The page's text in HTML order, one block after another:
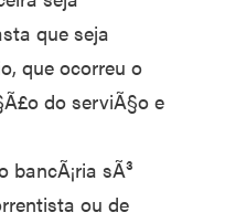
que seja
que ocorreu o
do serviÃ§o e
sÃ³
ou de